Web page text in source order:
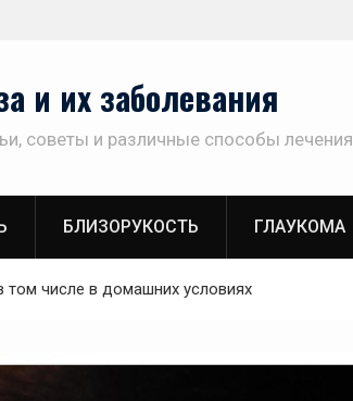
и их заболевания
советы и различные способы лечения
БЛИЗОРУКОСТЬ ГЛАУКОМА
том числе в домашних условиях